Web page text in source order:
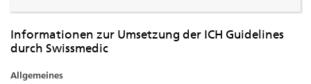
Informationen zur Umsetzung der ICH Guidelines
durch Swissmedic
Allgemeines